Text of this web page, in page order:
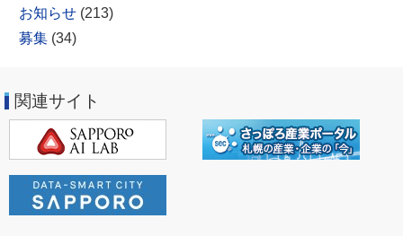
お知らせ (213)
募集 (34)
関連サイト